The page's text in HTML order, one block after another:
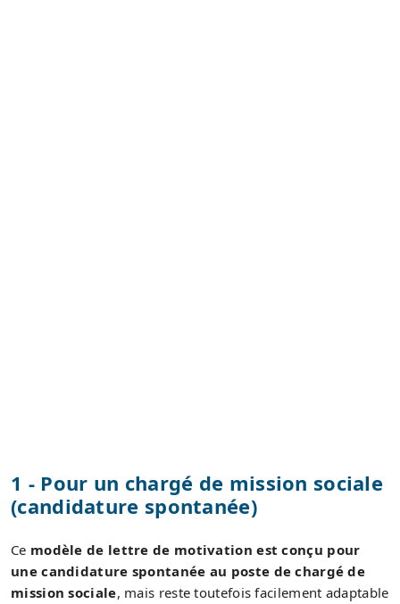
1 - Pour un chargé de mission sociale
(candidature spontanée)
Ce modèle de lettre de motivation est conçu pour
une candidature spontanée au poste de chargé de
mission sociale, mais reste toutefois facilement adaptable